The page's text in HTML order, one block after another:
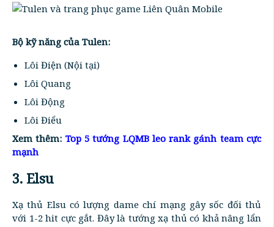
Bộ kỹ năng của Tulen:
Lôi Điện (Nội tại)
Lôi Quang
Lôi Động
Lôi Điểu
Xem thêm: Top 5 tướng LQMB leo rank gánh team cực
mạnh
3. Elsu
Xạ thủ Elsu có lượng dame chí mạng gây sốc đối thủ
với 1-2 hit cực gắt. Đây là tướng xạ thủ có khả năng lẩn